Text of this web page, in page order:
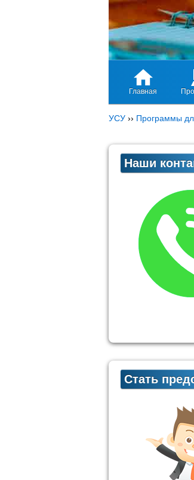
Главная
УСУ ›› Программы
Наши
Стать